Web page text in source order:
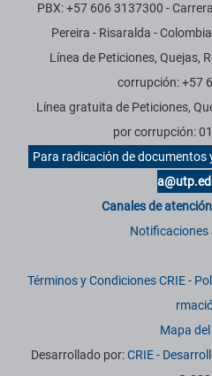
PBX: +57 606 3137300 -
Pereira - Risaralda -
Línea de Peticiones, Quejas,
corrupción: +57
Línea gratuita de Peticiones,
por corrupción:
Para radicación de documentos
Canales de
Notificaciones
Términos y Condiciones CRIE-
Mapa
Desarrollado por:CRIE -